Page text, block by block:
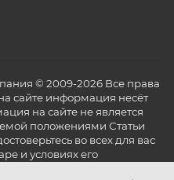
© 2009-2026 Все права
сайте информация несёт
на сайте не является
положениями Статьи
во всех для вас
и условиях его